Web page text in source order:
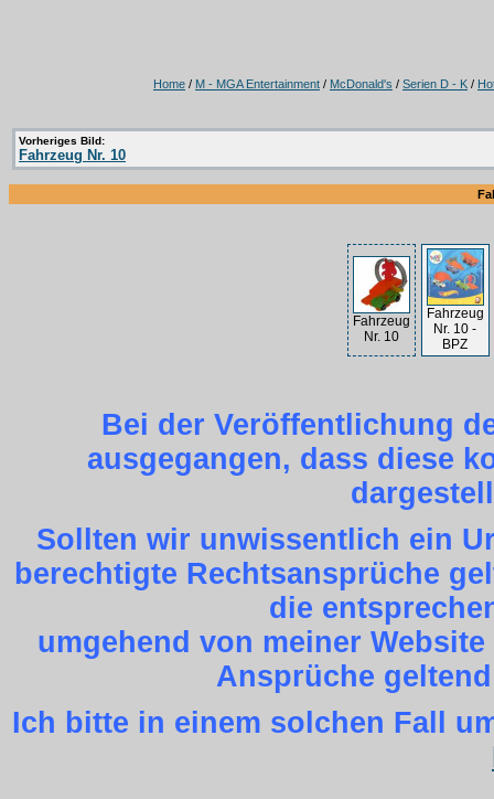
Home / M - MGA Entertainment / McDonald's / Serien D - K /
Vorheriges Bild:
Fahrzeug Nr. 10
Fahrzeug
Nr. 10
Fahrzeug
Nr. 10 -
BPZ
Bei der Veröffentlichung
ausgegangen, dass diese
Sollten wir unwissentlich ein
berechtigte Rechtsansprüche
die
umgehend von meiner
Ansprüche
Ich bitte in einem solchen Fall